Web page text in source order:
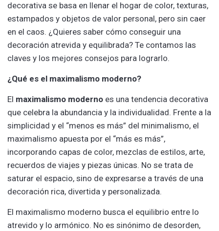
decorativa se basa en llenar el hogar de color, texturas,
estampados y objetos de valor personal, pero sin caer
en el caos. ¿Quieres saber cómo conseguir una
decoración atrevida y equilibrada? Te contamos las
claves y los mejores consejos para lograrlo.
¿Qué es el maximalismo moderno?
El maximalismo moderno es una tendencia decorativa
que celebra la abundancia y la individualidad. Frente a la
simplicidad y el “menos es más” del minimalismo, el
maximalismo apuesta por el “más es más”,
incorporando capas de color, mezclas de estilos, arte,
recuerdos de viajes y piezas únicas. No se trata de
saturar el espacio, sino de expresarse a través de una
decoración rica, divertida y personalizada.
El maximalismo moderno busca el equilibrio entre lo
atrevido y lo armónico. No es sinónimo de desorden,